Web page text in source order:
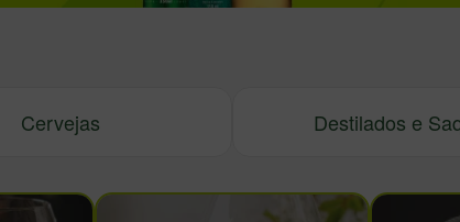
Cervejas Destilados e